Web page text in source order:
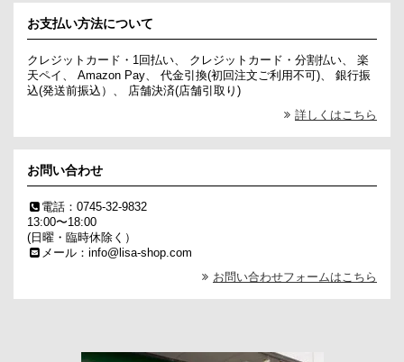
お支払い方法について
クレジットカード・1回払い、 クレジットカード・分割払い、 楽
天ペイ、 Amazon Pay、 代金引換(初回注文ご利用不可)、 銀行振
込(発送前振込）、 店舗決済(店舗引取り)
詳しくはこちら
お問い合わせ
電話：0745-32-9832
13:00〜18:00
(日曜・臨時休除く）
メール：info@lisa-shop.com
お問い合わせフォームはこちら